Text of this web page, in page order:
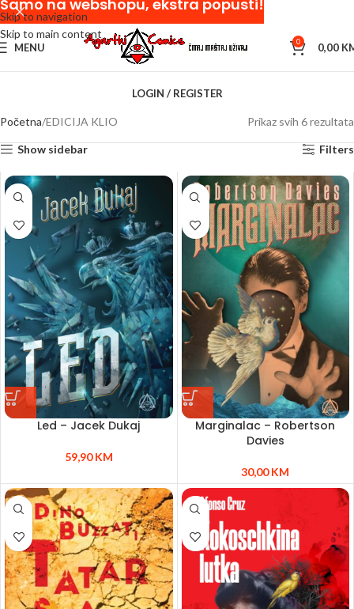
Skip to navigation
Skip to main content
MENU 0 0,00
LOGIN / REGISTER
Početna EDICIJA KLIO Prikaz svih 6 rezultata
Show sidebar Filters
Led – Jacek Dukaj
59,90KM
Marginalac – Robertson
Davies
30,00KM
Samo na webshopu, ekstra popusti!